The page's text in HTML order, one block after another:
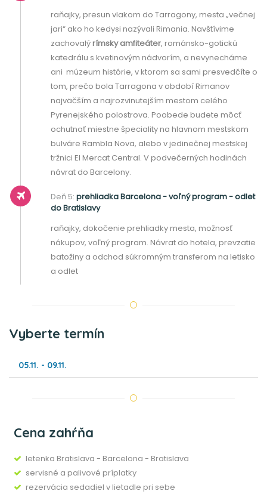
raňajky, presun vlakom do Tarragony, mesta „večnej
jari“ ako ho kedysi nazývali Rimania. Navštívime
zachovalýrímsky amfiteáter, románsko-gotickú
katedrálu s kvetinovým nádvorím, a nevynecháme
ani múzeum histórie, v ktorom sa sami presvedčíte o
tom, prečo bola Tarragona v období Rimanov
najväčším a najrozvinutejším mestom celého
Pyrenejského polostrova. Poobede budete môcť
ochutnať miestne špeciality na hlavnom mestskom
bulváre Rambla Nova, alebo v jedinečnej mestskej
tržnici El Mercat Central. V podvečerných hodinách
návrat do Barcelony.
Deň 5: prehliadka Barcelona - voľný program - odlet
do Bratislavy
raňajky, dokočenie prehliadky mesta, možnosť
nákupov, voľný program. Návrat do hotela, prevzatie
batožiny a odchod súkromným transferom na letisko
a odlet
Vyberte termín
05.11. - 09.11.
Cena zahŕňa
letenka Bratislava - Barcelona - Bratislava
servisné a palivové príplatky
rezervácia sedadiel v lietadle pri sebe